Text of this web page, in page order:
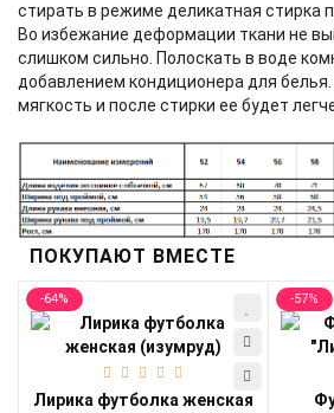
стирать в режиме деликатная стирка
Во избежание деформации ткани не
слишком сильно. Полоскать в воде
добавлением кондиционера для
мягкость и после стирки ее будет
ПОКУПАЮТ ВМЕСТЕ
-64%
Лирика футболка женская
-57%